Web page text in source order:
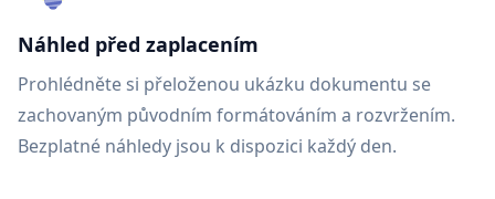
Náhled před zaplacením
Prohlédněte si přeloženou ukázku dokumentu se
zachovaným původním formátováním a rozvržením.
Bezplatné náhledy jsou k dispozici každý den.